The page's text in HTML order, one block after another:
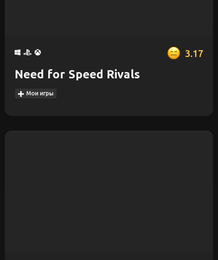
3.17
Need for Speed Rivals
Мои игры